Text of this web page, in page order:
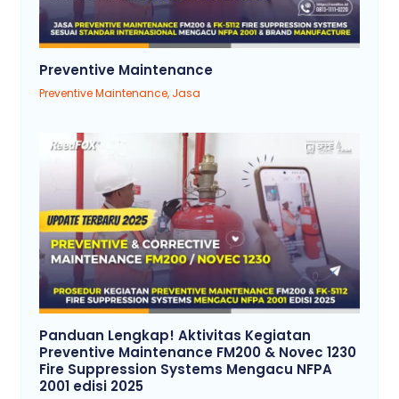
Preventive Maintenance
Preventive Maintenance, Jasa
Panduan Lengkap! Aktivitas Kegiatan
Preventive Maintenance FM200 & Novec 1230
Fire Suppression Systems Mengacu NFPA
2001 edisi 2025